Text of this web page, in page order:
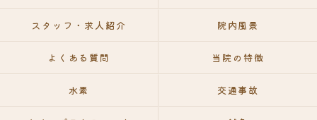
スタッフ・求人紹介 院内風景
よくある質問 当院の特徴
水素 交通事故